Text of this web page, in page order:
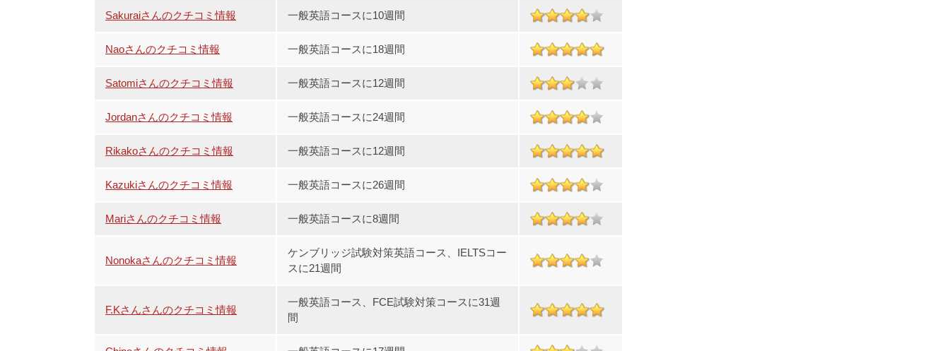
Sakuraiさんのクチコミ情報 一般英語コースに10週間
Naoさんのクチコミ情報 一般英語コースに18週間
Satomiさんのクチコミ情報 一般英語コースに12週間
Jordanさんのクチコミ情報 一般英語コースに24週間
Rikakoさんのクチコミ情報 一般英語コースに12週間
Kazukiさんのクチコミ情報 一般英語コースに26週間
Mariさんのクチコミ情報 一般英語コースに8週間
Nonokaさんのクチコミ情報
ケンブリッジ試験対策英語コース、IELTSコー
スに21週間
F.Kさんさんのクチコミ情報
一般英語コース、FCE試験対策コースに31週
間